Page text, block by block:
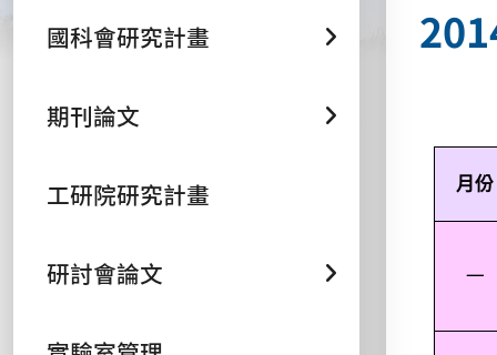
國科會研究計畫
期刊論文
工研院研究計畫
研討會論文
月份
一